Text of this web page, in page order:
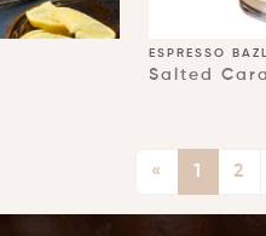
ESPRESSO
Salted
« 1 2